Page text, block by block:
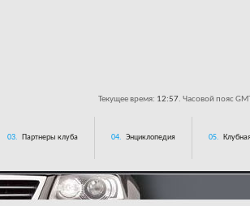
Текущее время: 12:57. Часовой пояс
03. Партнеры клуба 04. Энциклопедия 05.